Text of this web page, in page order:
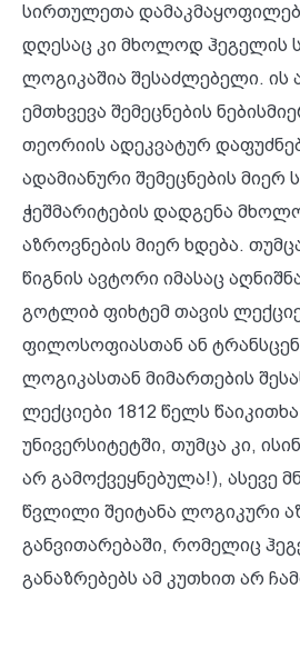
სირთულეთა
დღესაც კი მხოლოდ ჰეგელის
ლოგიკაშია შესაძლებელი.
ემთხვევა შემეცნების
თეორიის ადეკვატურ
ადამიანური შემეცნების
ჭეშმარიტების დადგენა
აზროვნების მიერ ხდება.
წიგნის ავტორი იმასაც
გოტლიბ ფიხტემ თავის
ფილოსოფიასთან ან
ლოგიკასთან მიმართების
ლექციები 1812 წელს
უნივერსიტეტში, თუმცა კი,
არ გამოქვეყნებულა!), ასევე
წვლილი შეიტანა ლოგიკური
განვითარებაში, რომელიც
განაზრებებს ამ კუთხით არ